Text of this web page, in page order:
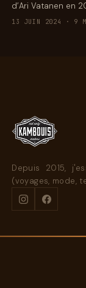
d’Ari Vatanen en
13 JUIN 2024 · 9
Depuis 2015,
(voyages, mode,